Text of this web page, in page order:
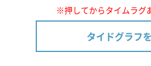
※押してからタイムラグ
タイドグラフ